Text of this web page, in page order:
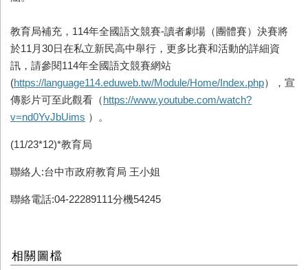
教育局補充，114年全國語文競賽-讀者劇場（團體賽）決賽將
於11月30日在私立新民高中舉行，更多比賽和活動的詳細資
訊，請參閱114年全國語文競賽網站
(https://language114.eduweb.tw/Module/Home/Index.php），宣
傳影片可至此觀看（https://www.youtube.com/watch?
v=nd0YvJbUims ）。
(11/23*12)*教育局
聯絡人:台中市政府教育局 王小姐
聯絡電話:04-22289111分機54245
相關圖檔